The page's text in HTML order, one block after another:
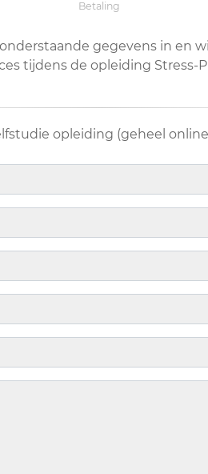
Betaling
gegevens in en
tijdens de opleiding Stress-
opleiding (geheel